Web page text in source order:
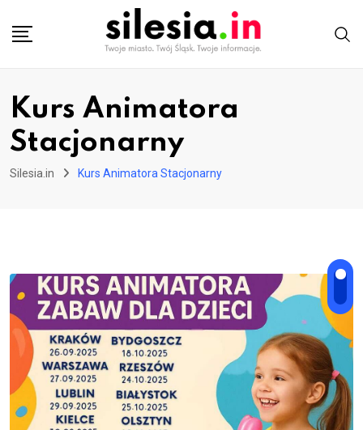
Kurs Animatora
Stacjonarny
Silesia.in Kurs Animatora Stacjonarny